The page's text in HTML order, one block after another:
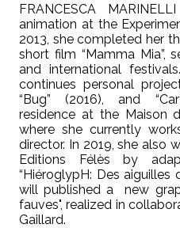
FRANCESCA
animation at the
2013, she completed her
short film “Mamma Mia”,
and international
continues personal
“Bug” (2016), and
residence at the Maison
where she currently
director. In 2019, she also
Editions Félès by
“HiéroglypH: Des aiguilles
will published a new
fauves", realized in
Gaillard.